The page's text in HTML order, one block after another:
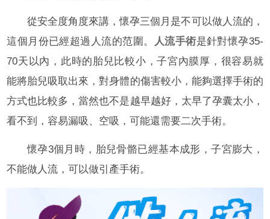
從安全度角度來講，懷孕三個月是不可以做人流的，
這個月份已經超過人流的范圍。
人流手術是針對懷孕35-
70天以內，此時的胎兒比較小，子宮內膜厚，很容易就
能將胎兒吸取出來，對身體的傷害較小，能夠選擇手術的
方式也比較多，當然也不是越早越好，太早了孕囊太小，
看不到，容易漏吸、空吸，可能還需要二次手術。
懷孕3個月時，胎兒骨骼已經基本成形，子宮膨大，
不能做人流，可以做引產手術。